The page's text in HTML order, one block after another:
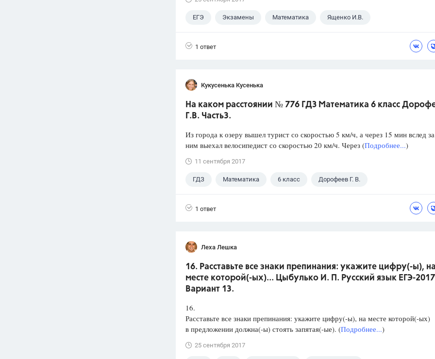
ЕГЭ Экзамены Математика Ященко И.В.
1 ответ
Кукусенька Кусенька
На каком расстоянии № 776 ГДЗ Математика 6 класс
Г.В. Часть3.
Из города к озеру вышел турист со скоростью 5 км/ч, а через 15 мин вслед за
ним выехал велосипедист со скоростью 20 км/ч. Через (Подробнее...)
11 сентября 2017
ГДЗ Математика 6 класс Дорофеев Г. В.
1 ответ
Леха Лешка
16. Расставьте все знаки препинания: укажите цифру(-ы),
месте которой(-ых)... Цыбулько И. П. Русский язык ЕГЭ-
Вариант 13.
16.
Расставьте все знаки препинания: укажите цифру(-ы), на месте которой(-ых)
в предложении должна(-ы) стоять запятая(-ые). (Подробнее...)
25 сентября 2017